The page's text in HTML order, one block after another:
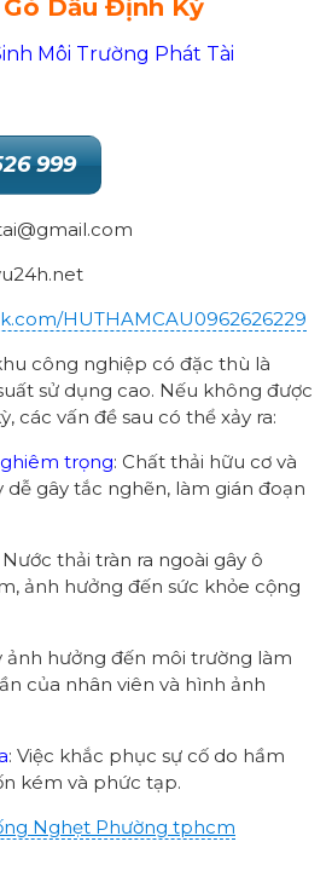
Gò Dầu Định Kỳ
Môi Trường Phát Tài
999
HUTHAMCAU0962626229
công nghiệp có đặc thù là
sử dụng cao. Nếu không được
các vấn đề sau có thể xảy ra:
trọng: Chất thải hữu cơ và
gây tắc nghẽn, làm gián đoạn
Nước thải tràn ra ngoài gây ô
ảnh hưởng đến sức khỏe cộng
ảnh hưởng đến môi trường làm
của nhân viên và hình ảnh
: Việc khắc phục sự cố do hầm
kém và phức tạp.
Nghẹt Phường tphcm